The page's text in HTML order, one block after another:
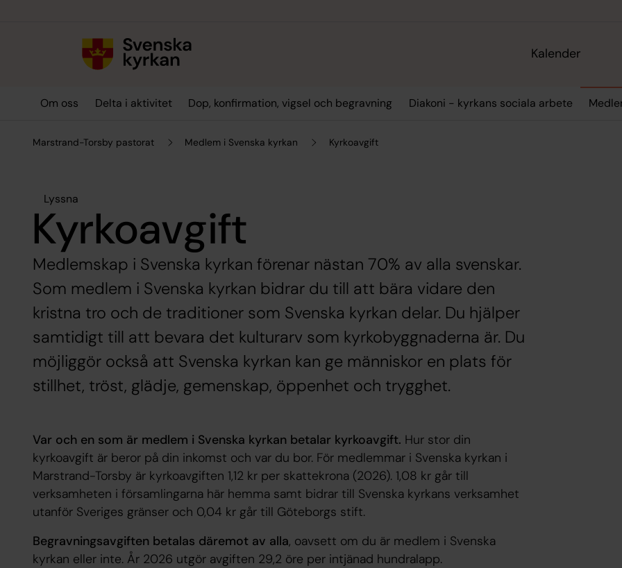
Kalender
Om oss Delta i aktivitet Dop, konfirmation, vigsel och begravning Diakoni - kyrkans sociala arbete
Marstrand-Torsby pastorat Medlem i Svenska kyrkan Kyrkoavgift
Lyssna
Kyrkoavgift
Medlemskap i Svenska kyrkan förenar nästan 70% av alla svenskar.
Som medlem i Svenska kyrkan bidrar du till att bära vidare den
kristna tro och de traditioner som Svenska kyrkan delar. Du hjälper
samtidigt till att bevara det kulturarv som kyrkobyggnaderna är. Du
möjliggör också att Svenska kyrkan kan ge människor en plats för
stillhet, tröst, glädje, gemenskap, öppenhet och trygghet.
Var och en som är medlem i Svenska kyrkan betalar kyrkoavgift. Hur stor din
kyrkoavgift är beror på din inkomst och var du bor. För medlemmar i Svenska kyrkan i
Marstrand-Torsby är kyrkoavgiften 1,12 kr per skattekrona (2026). 1,08 kr går till
verksamheten i församlingarna här hemma samt bidrar till Svenska kyrkans verksamhet
utanför Sveriges gränser och 0,04 kr går till Göteborgs stift.
Begravningsavgiften betalas däremot av alla, oavsett om du är medlem i Svenska
kyrkan eller inte. År 2026 utgör avgiften 29,2 öre per intjänad hundralapp.